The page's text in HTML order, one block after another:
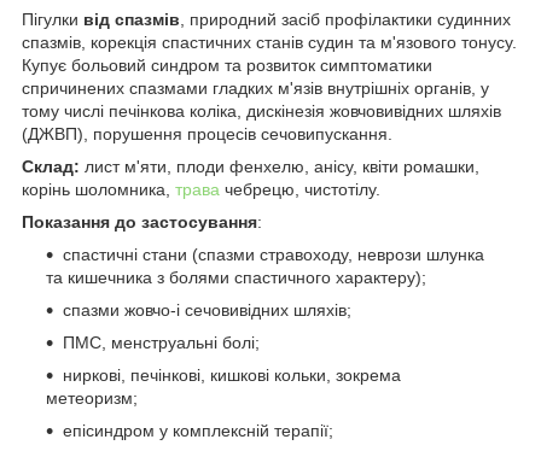
Пігулки від спазмів , природний засіб профілактики судинних
спазмів, корекція спастичних станів судин та м'язового тонусу.
Купує больовий синдром та розвиток симптоматики
спричинених спазмами гладких м'язів внутрішніх органів, у
тому числі печінкова коліка, дискінезія жовчовивідних шляхів
(ДЖВП), порушення процесів сечовипускання.
Склад: лист м'яти, плоди фенхелю, анісу, квіти ромашки,
корінь шоломника, трава чебрецю, чистотілу.
Показання до застосування:
спастичні стани (спазми стравоходу, неврози шлунка
та кишечника з болями спастичного характеру);
спазми жовчо-і сечовивідних шляхів;
ПМС, менструальні болі;
ниркові, печінкові, кишкові кольки, зокрема
метеоризм;
епісиндром у комплексній терапії;